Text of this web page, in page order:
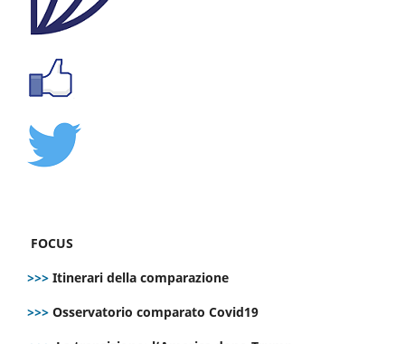
FOCUS
>>> Itinerari della comparazione
>>> Osservatorio comparato Covid19